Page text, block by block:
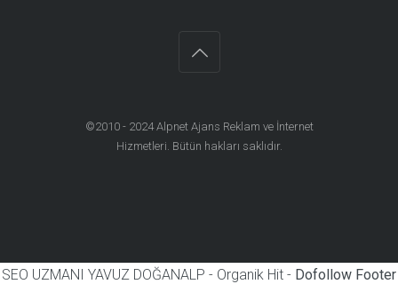
©2010 - 2024Alpnet Ajans Reklam ve İnternet
Hizmetleri . Bütün hakları saklıdır.
SEO UZMANI YAVUZ DOĞANALP - Organik Hit - Dofollow Footer